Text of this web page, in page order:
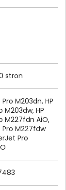
stron
M203dn, HP
M203dw, HP
M227fdn AiO,
Pro M227fdw
Pro